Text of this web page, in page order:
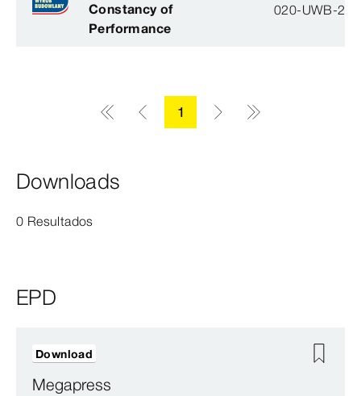
Constancy of
Performance
020-UWB-
1
Downloads
0 Resultados
EPD
Megapress
Download